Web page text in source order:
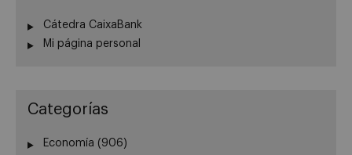
Cátedra CaixaBank
Mi página personal
Categorías
Economía (906)